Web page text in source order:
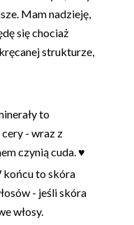
Mam nadzieję,
się chociaż
strukturze,
to
- wraz z
czynią cuda. ♥
końcu to skóra
- jeśli skóra
włosy.